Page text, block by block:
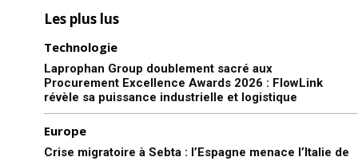
Les plus lus
Technologie
Laprophan Group doublement sacré aux
Procurement Excellence Awards 2026 : FlowLink
révèle sa puissance industrielle et logistique
Europe
Crise migratoire à Sebta : l’Espagne menace l’Italie de